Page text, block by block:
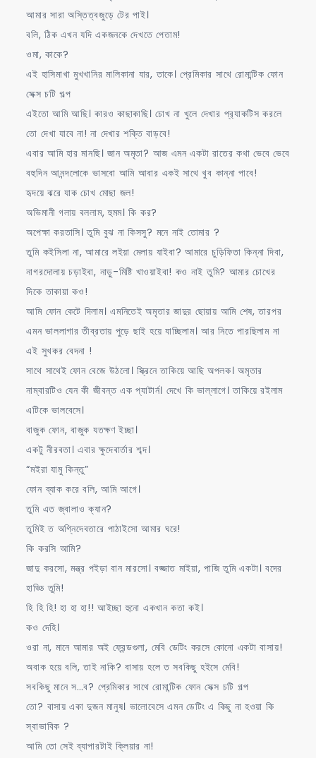
আমার সারা অস্তিত্বজুড়ে টের পাই।
বলি, ঠিক এখন যদি একজনকে দেখতে পেতাম!
ওমা, কাকে?
এই হাসিমাখা মুখখানির মালিকানা যার, তাকে। প্রেমিকার সাথে রোমান্টিক ফোন
সেক্স চটি গল্প
এইতো আমি আছি। কারও কাছাকাছি। চোখ না খুলে দেখার প্র‍্যাকটিস করলে
তো দেখা যাবে না! না দেখার শক্তি বাড়বে!
এবার আমি হার মানছি। জান অমৃতা? আজ এমন একটা রাতের কথা ভেবে ভেবে
বহুদিন আনন্দলোকে ভাসবো আমি আবার একই সাথে খুব কান্না পাবে!
হৃদয়ে ঝরে যাক চোখ মোছা জল!
অভিমানী গলায় বললাম, হুমম। কি কর?
অপেক্ষা করতাসি। তুমি বুঝ না কিসসু? মনে নাই তোমার ?
তুমি কইসিলা না, আমারে লইয়া মেলায় যাইবা? আমারে চুড়িফিতা কিন্না দিবা,
নাগরদোলায় চড়াইবা, নাড়ু-মিষ্টি খাওয়াইবা! কও নাই তুমি? আমার চোখের
দিকে তাকায়া কও!
আমি ফোন কেটে দিলাম। এমনিতেই অমৃতার জাদুর ছোয়ায় আমি শেষ, তারপর
এমন ভাললাগার তীব্রতায় পুড়ে ছাই হয়ে যাচ্ছিলাম। আর নিতে পারছিলাম না
এই সুখকর বেদনা !
সাথে সাথেই ফোন বেজে উঠলো। স্ক্রিনে তাকিয়ে আছি অপলক। অমৃতার
নাম্বারটিও যেন কী জীবন্ত এক প্যাটার্ন। দেখে কি ভাল্লাগে। তাকিয়ে রইলাম
এটিকে ভালবেসে।
বাজুক ফোন, বাজুক যতক্ষণ ইচ্ছা।
একটু নীরবতা। এবার ক্ষুদেবার্তার শব্দ।
“মইরা যামু কিন্তু”
ফোন ব্যাক করে বলি, আমি আগে।
তুমি এত জ্বালাও ক্যান?
তুমিই ত অগ্নিদেবতারে পাঠাইসো আমার ঘরে!
কি করসি আমি?
জাদু করসো, মন্ত্র পইড়া বান মারসো। বজ্জাত মাইয়া, পাজি তুমি একটা। বদের
হাড্ডি তুমি!
হি হি হি! হা হা হা!! আইচ্ছা হুনো একখান কতা কই।
কও দেহি।
ওরা না, মানে আমার অই ফ্রেন্ডগুলা, মেবি ডেটিং করসে কোনো একটা বাসায়!
অবাক হয়ে বলি, তাই নাকি? বাসায় হলে ত সবকিছু হইসে মেবি!
সবকিছু মানে স…ব? প্রেমিকার সাথে রোমান্টিক ফোন সেক্স চটি গল্প
তো? বাসায় একা দুজন মানুষ। ভালোবেসে এমন ডেটিং এ কিছু না হওয়া কি
স্বাভাবিক ?
আমি তো সেই ব্যাপারটাই ক্লিয়ার না!